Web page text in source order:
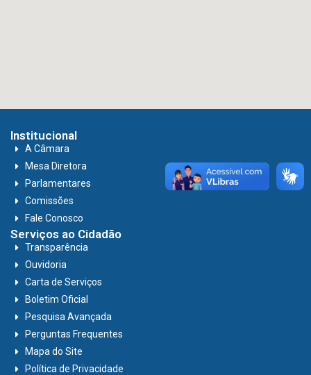
Institucional
A Câmara
Mesa Diretora
Parlamentares
Comissões
Fale Conosco
Serviços ao Cidadão
Transparência
Ouvidoria
Carta de Serviços
Boletim Oficial
Pesquisa Avançada
Perguntas Frequentes
Mapa do Site
Política de Privacidade